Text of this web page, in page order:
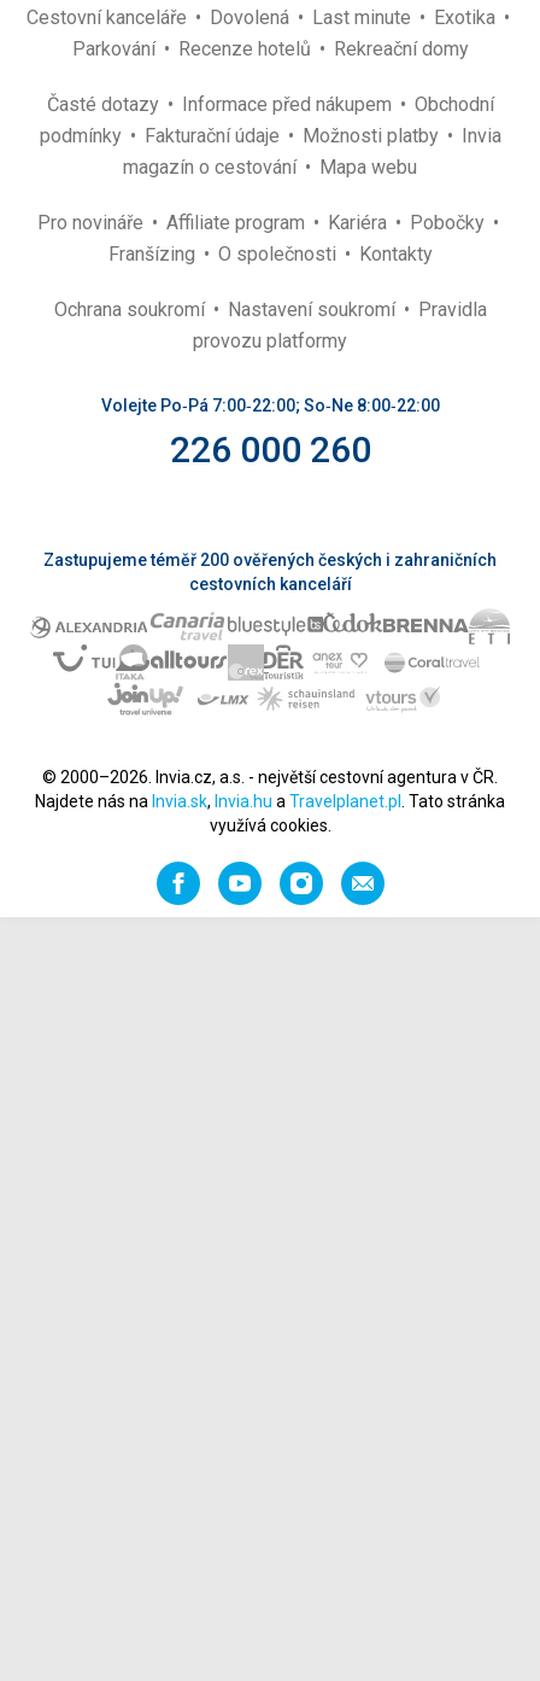
ešte toto
- platené parkovanie 10€/deň, opäť pri AIL by to malo byť
zdarma
najmladším synom čo je pozitívum
- ústretovosť personálu keď sme mali problém so
vstupnou kartou do apartmánu a nemali sme sušič, rýchlo
sme to vyriešili
starí a mladší zasa malý :_)
Tato recenze byla přeložena automaticky přes Google
Cestovní kanceláře Dovolená Last minute
Exotika
Parkování
Recenze hotelů Rekreační domy
Časté dotazy Informace před nákupem
Obchodní
podmínky
Fakturační údaje Možnosti platby
Invia
magazín o cestování
Mapa webu
Pro novináře Affiliate program Kariéra
Pobočky
Franšízing
O společnosti Kontakty
Ochrana soukromí Nastavení soukromí
Pravidla
provozu platformy
Volejte Po‑Pá 7:00‑22:00; So‑Ne 8:00‑22:00
226 000 260
Zastupujeme téměř 200 ověřených českých i zahraničních
cestovních kanceláří
© 2000–2026. Invia.cz, a.s. - největší cestovní agentura v ČR.
Najdete nás na Invia.sk, Invia.hu a Travelplanet.pl
. Tato stránka
využívá cookies.
FacebookYouTubeInstagramNapište
nám